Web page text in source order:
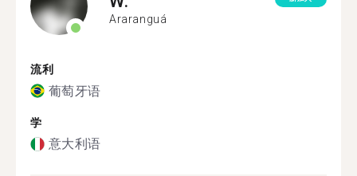
Araranguá
流利
葡萄牙语
学
意大利语